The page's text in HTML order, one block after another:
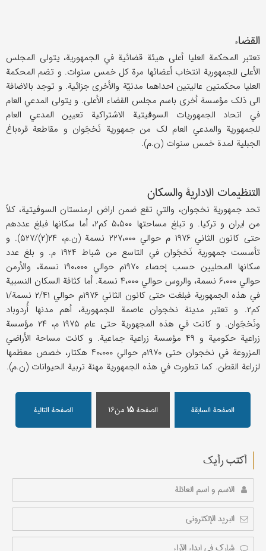
القضاء
تعتبر المحکمة العلیا أعلی هیئة قضائیة في الجمهوریة، یتولی المجلس
الأعلی للجمهوریة انتخاب أعضائها مرة کل خمس سنوات. و تضم المحکمة
العلیا محکمتین عالیتین احداهما مدنیّة والأخری جزائیة. و توجد بالاضافة
الی ذلک مؤسسة أخری باسم مجلس القضاء الأعلی. و یتولی المدعي العام
في اتحاد الجمهوریات السوڤیتیة الاشتراکیة تعیین المدعي العام
للجمهوریة والمدعي العام لک من جمهوریة نَخجَوان و مقاطعة قره‌باغ
الجبلیة لمدة خمس سنوات (ن.م).
التنظیمات الاداریة والسکان
تحد جمهوریة نخجوان، والتي تقع ضمن اراض ارمنستان السوڤیتیة، کلاً
من ایران و ترکیا. و تبلغ مساحتها ۵،۵۰۰ کم۲، أما سکانها فبلغ عددهم
حتی کانون الثاني ۱۹۷۶ م حوالي ۲۲۷،۰۰۰ نسمة (ن.م، ۲۴(۲)/۵۲۷). و
تأسست جمهوریة نَخجَوان في التاسع من شباط ۱۹۲۴ م. و بلغ عدد
سکانها المحلیین حسب إحصاء ۱۹۷۰م حوالي ۱۹۰،۰۰۰ نسمة، والأرمن
حوالي ۶،۰۰۰ نسمة، والروس حوالي ۴،۰۰۰ نسمة. أما کثافة السکان النسبیة
في هذه الجمهوریة فبلغت حتی کانون الثاني ۱۹۷۶م حوالي ۲/۴۱ نسمة/۱
کم۲. و تعتبر مدینة نخجوان عاصمة للجمهوریة، أهم مدنها أُردوباد
ونَخجَوان. و کانت في هذه المجهوریة حتی عام ۱۹۷۵ م، ۲۴ مؤسسة
زراعیة حکومیة و ۴۹ مؤسسة زراعیة جماعیة. و کانت مساحة الأراضي
المزروعة في نخجوان حتی ۱۹۷۰م حوالي ۴۰،۰۰۰ هکتار، خصص معظمها
لزراعة القطن. کما تطورت في هذه الجمهوریة مهنة تربیة الحیوانات (ن.م).
الصفحة السابقة الصفحة۱۵ من۱۶ الصفحة التالیة
أکتب رأیك